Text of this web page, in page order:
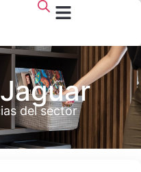
del sector